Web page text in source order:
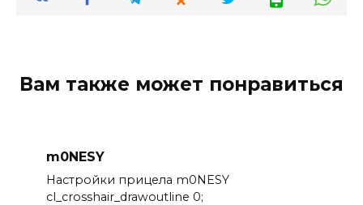
Вам также может понравиться
m0NESY
Настройки прицела m0NESY
cl_crosshair_drawoutline 0;